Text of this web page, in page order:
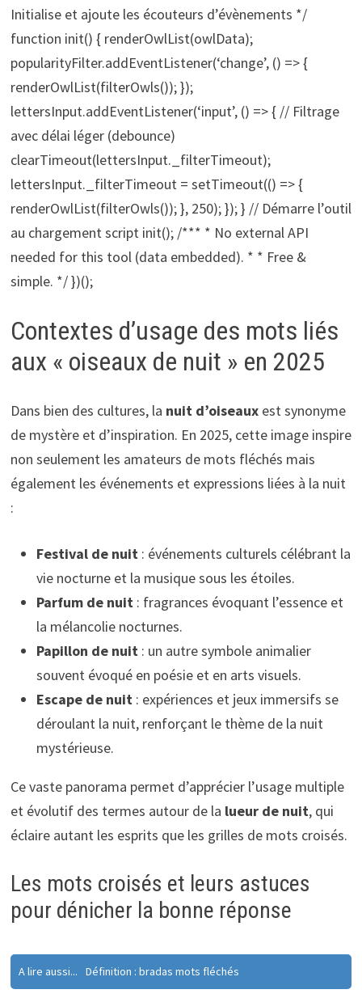
Initialise et ajoute les écouteurs d’évènements */
function init() { renderOwlList(owlData);
popularityFilter.addEventListener(‘change’, () => {
renderOwlList(filterOwls()); });
lettersInput.addEventListener(‘input’, () => { // Filtrage
avec délai léger (debounce)
clearTimeout(lettersInput._filterTimeout);
lettersInput._filterTimeout = setTimeout(() => {
renderOwlList(filterOwls()); }, 250); }); } // Démarre l’outil
au chargement script init(); /*** * No external API
needed for this tool (data embedded). * * Free &
simple. */ })();
Contextes d’usage des mots liés
aux « oiseaux de nuit » en 2025
Dans bien des cultures, la nuit d’oiseauxest synonyme
de mystère et d’inspiration. En 2025, cette image inspire
non seulement les amateurs de mots fléchés mais
également les événements et expressions liées à la nuit
:
Festival de nuit : événements culturels célébrant la
vie nocturne et la musique sous les étoiles.
Parfum de nuit : fragrances évoquant l’essence et
la mélancolie nocturnes.
Papillon de nuit : un autre symbole animalier
souvent évoqué en poésie et en arts visuels.
Escape de nuit : expériences et jeux immersifs se
déroulant la nuit, renforçant le thème de la nuit
mystérieuse.
Ce vaste panorama permet d’apprécier l’usage multiple
et évolutif des termes autour de la lueur de nuit, qui
éclaire autant les esprits que les grilles de mots croisés.
Les mots croisés et leurs astuces
pour dénicher la bonne réponse
A lire aussi... Définition : bradas mots fléchés